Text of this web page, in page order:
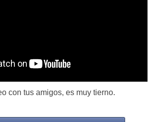
con tus amigos, es muy tierno.